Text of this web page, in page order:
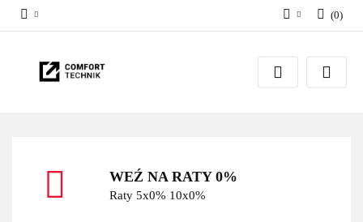
Zaloguj się
Zarejestruj się
(0)
WEŹ NA RATY 0%
Raty 5x0% 10x0%